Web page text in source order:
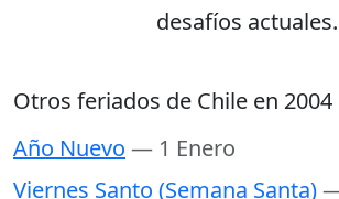
desafíos actuales.
Otros feriados de Chile en 2004
Año Nuevo — 1 Enero
Viernes Santo (Semana Santa)